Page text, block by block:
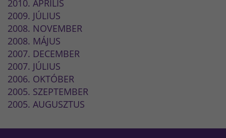
2010. ÁPRILIS
2009. JÚLIUS
2008. NOVEMBER
2008. MÁJUS
2007. DECEMBER
2007. JÚLIUS
2006. OKTÓBER
2005. SZEPTEMBER
2005. AUGUSZTUS